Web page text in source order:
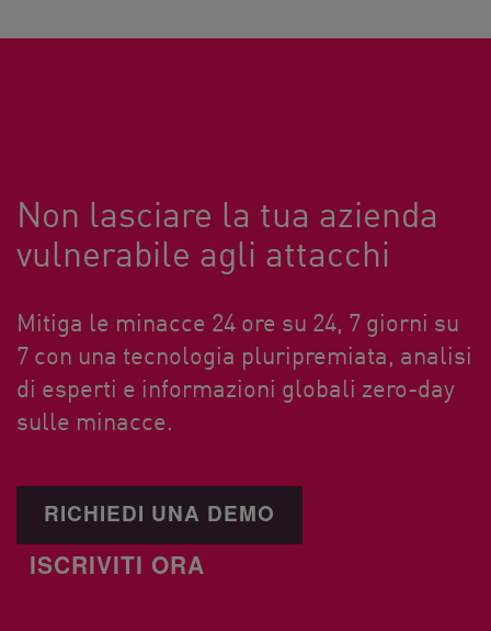
Non lasciare la tua azienda
vulnerabile agli attacchi
Mitiga le minacce 24 ore su 24, 7 giorni su
7 con una tecnologia pluripremiata, analisi
di esperti e informazioni globali zero-day
sulle minacce.
RICHIEDI UNA DEMO
ISCRIVITI ORA